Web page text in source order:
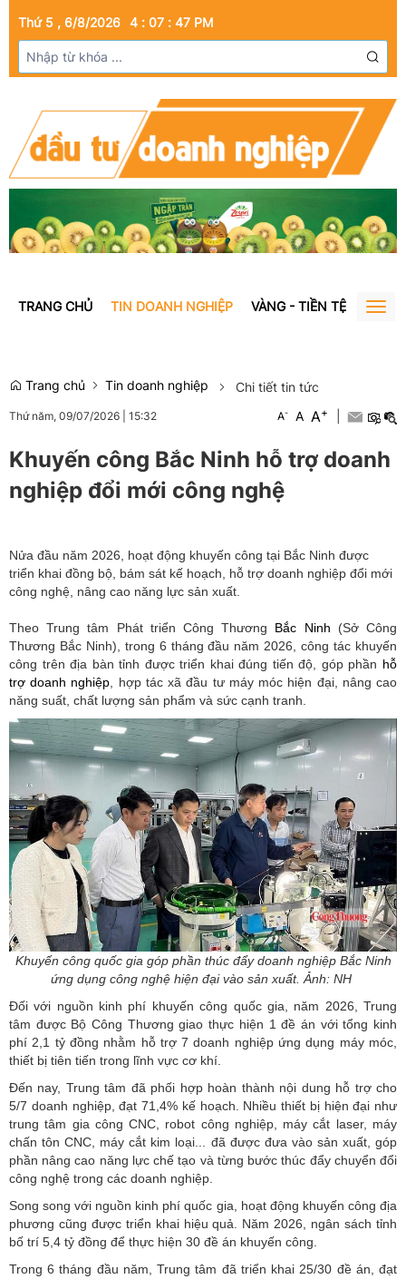
Thứ 5 , 6/8/2026 4 : 07 : 47 PM
TRANG CHỦ TIN DOANH NGHIỆP VÀNG - TIỀN TỆ BẤT
Trang chủ Tin doanh nghiệp Chi tiết tin tức
Thứ năm, 09/07/2026 15:32 A- A A+
Khuyến công Bắc Ninh hỗ trợ doanh
nghiệp đổi mới công nghệ
Nửa đầu năm 2026, hoạt động khuyến công tại Bắc Ninh được
triển khai đồng bộ, bám sát kế hoạch, hỗ trợ doanh nghiệp đổi mới
công nghệ, nâng cao năng lực sản xuất.
Theo Trung tâm Phát triển Công Thương Bắc Ninh (Sở Công
Thương Bắc Ninh), trong 6 tháng đầu năm 2026, công tác khuyến
công trên địa bàn tỉnh được triển khai đúng tiến độ, góp phần hỗ
trợ doanh nghiệp , hợp tác xã đầu tư máy móc hiện đại, nâng cao
năng suất, chất lượng sản phẩm và sức cạnh tranh.
Khuyến công quốc gia góp phần thúc đẩy doanh nghiệp Bắc Ninh
ứng dụng công nghệ hiện đại vào sản xuất. Ảnh: NH
Đối với nguồn kinh phí khuyến công quốc gia, năm 2026, Trung
tâm được Bộ Công Thương giao thực hiện 1 đề án với tổng kinh
phí 2,1 tỷ đồng nhằm hỗ trợ 7 doanh nghiệp ứng dụng máy móc,
thiết bị tiên tiến trong lĩnh vực cơ khí.
Đến nay, Trung tâm đã phối hợp hoàn thành nội dung hỗ trợ cho
5/7 doanh nghiệp, đạt 71,4% kế hoạch. Nhiều thiết bị hiện đại như
trung tâm gia công CNC, robot công nghiệp, máy cắt laser, máy
chấn tôn CNC, máy cắt kim loại... đã được đưa vào sản xuất, góp
phần nâng cao năng lực chế tạo và từng bước thúc đẩy chuyển đổi
công nghệ trong các doanh nghiệp.
Song song với nguồn kinh phí quốc gia, hoạt động khuyến công địa
phương cũng được triển khai hiệu quả. Năm 2026, ngân sách tỉnh
bố trí 5,4 tỷ đồng để thực hiện 30 đề án khuyến công.
Trong 6 tháng đầu năm, Trung tâm đã triển khai 25/30 đề án, đạt